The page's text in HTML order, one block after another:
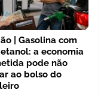
| Gasolina com
a economia
pode não
ao bolso do